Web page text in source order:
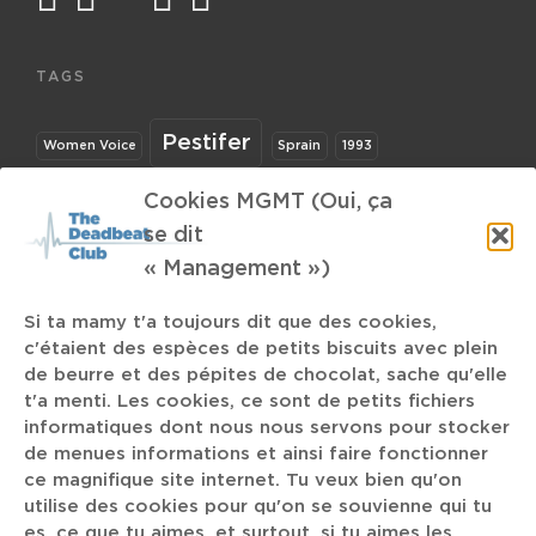
Cookies MGMT (Oui, ça
se dit
« Management »)
Si ta mamy t'a toujours dit que des cookies,
c'étaient des espèces de petits biscuits avec plein
de beurre et des pépites de chocolat, sache qu'elle
t'a menti. Les cookies, ce sont de petits fichiers
informatiques dont nous nous servons pour stocker
de menues informations et ainsi faire fonctionner
ce magnifique site internet. Tu veux bien qu'on
utilise des cookies pour qu'on se souvienne qui tu
TAGS
Women Voice Pestifer Sprain 1993
Harry Styles Clipping la fête 48fm
Jarboe Stormzy Lawrence
Album d'Alain Super-Souris Ditz
The Knife
Ibrahim Maalouf okboomer